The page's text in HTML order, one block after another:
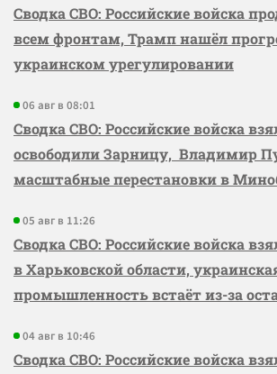
Сводка СВО: Российские войска
всем фронтам, Трамп нашёл
украинском урегулировании
06 авг в 08:01
Сводка СВО: Российские войска
освободили Зарницу, Владимир
масштабные перестановки в
05 авг в 11:26
Сводка СВО: Российские войска
в Харьковской области,
промышленность встаёт из-за
04 авг в 10:46
Сводка СВО: Российские войска